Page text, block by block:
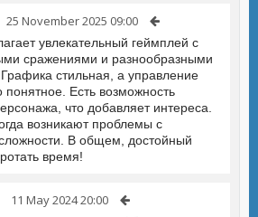
25 November 2025 09:00
увлекательный геймплей с
сражениями и разнообразными
стильная, а управление
понятное. Есть возможность
что добавляет интереса.
возникают проблемы с
В общем, достойный
время!
11 May 2024 20:00